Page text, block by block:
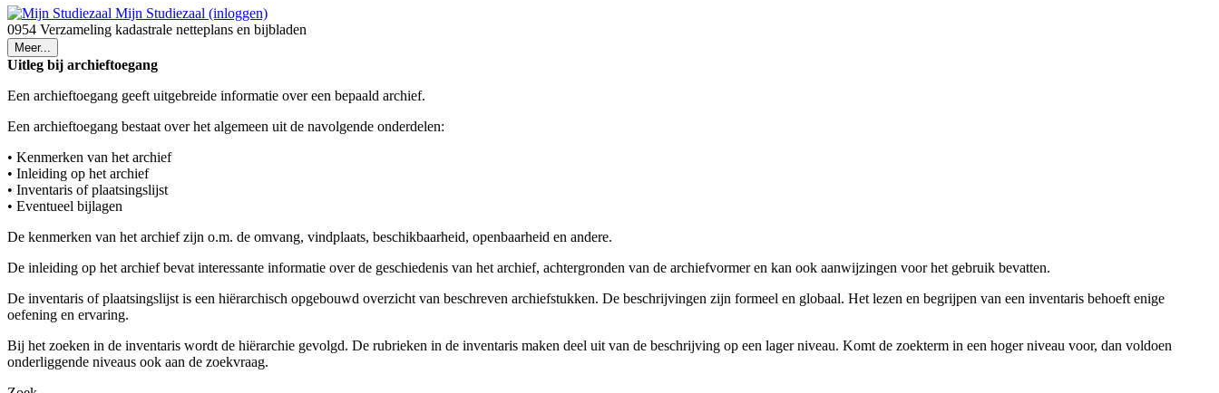
Mijn Studiezaal (inloggen)
0954 Verzameling kadastrale netteplans en bijbladen
Meer...
Uitleg bij archieftoegang
Een archieftoegang geeft uitgebreide informatie over een bepaald archief.
Een archieftoegang bestaat over het algemeen uit de navolgende onderdelen:
• Kenmerken van het archief
• Inleiding op het archief
• Inventaris of plaatsingslijst
• Eventueel bijlagen
De kenmerken van het archief zijn o.m. de omvang, vindplaats, beschikbaarheid, openbaarheid en andere.
De inleiding op het archief bevat interessante informatie over de geschiedenis van het archief, achtergronden van de archiefvormer en kan ook aanwijzingen voor het gebruik bevatten.
De inventaris of plaatsingslijst is een hiërarchisch opgebouwd overzicht van beschreven archiefstukken. De beschrijvingen zijn formeel en globaal. Het lezen en begrijpen van een inventaris behoeft enige
oefening en ervaring.
Bij het zoeken in de inventaris wordt de hiërarchie gevolgd. De rubrieken in de inventaris maken deel uit van de beschrijving op een lager niveau. Komt de zoekterm in een hoger niveau voor, dan voldoen
onderliggende niveaus ook aan de zoekvraag.